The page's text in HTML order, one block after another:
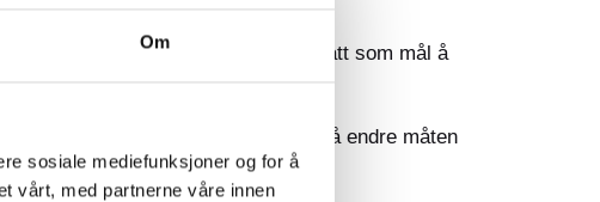
Om
sosiale mediefunksjoner og for å
vårt, med partnerne våre innen
oppstarten i 2021 har prosjektet hatt som mål å
en vellykket pilot har de klart å endre måten